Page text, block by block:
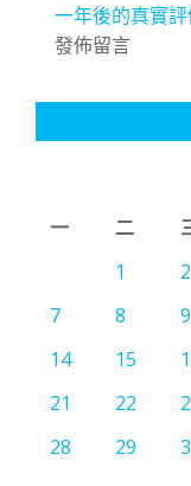
一年後的真實
發佈留言
一
二
1
2
7
8 9
14
15
21
22
28
29